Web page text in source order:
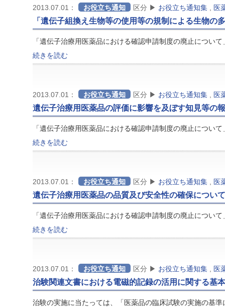
2013.07.01： お役立ち通知 区分 ▶ お役立ち通知集 医
「遺伝子組換え生物等の使用等の規制による生物
「遺伝子治療用医薬品における確認申請制度の廃止につい
続きを読む
2013.07.01： お役立ち通知 区分 ▶ お役立ち通知集 医
遺伝子治療用医薬品の評価に影響を及ぼす知見等の
「遺伝子治療用医薬品における確認申請制度の廃止につい
続きを読む
2013.07.01： お役立ち通知 区分 ▶ お役立ち通知集 医
遺伝子治療用医薬品の品質及び安全性の確保について
「遺伝子治療用医薬品における確認申請制度の廃止につい
続きを読む
2013.07.01： お役立ち通知 区分 ▶ お役立ち通知集 医
治験関連文書における電磁的記録の活用に関する基
治験の実施に当たっては、「医薬品の臨床試験の実施の基